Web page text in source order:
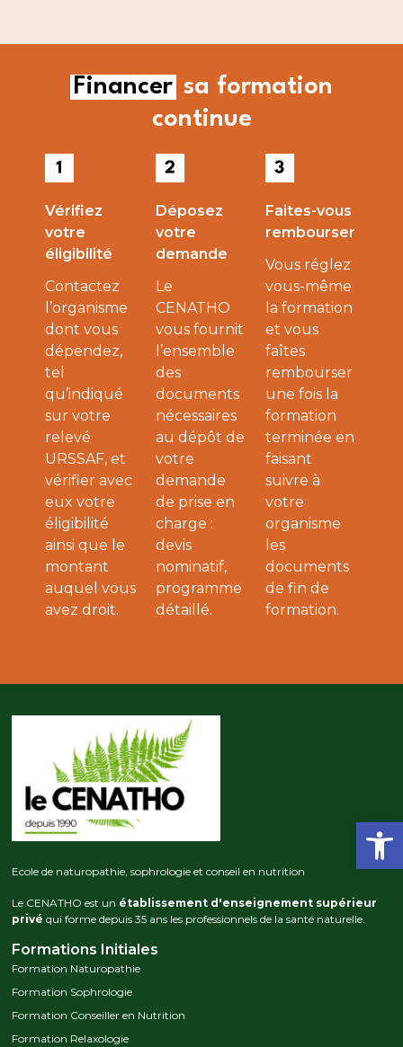
Ouvrir
Financer sa formation
continue
Vérifiez
votre
éligibilité
Contactez
l’organisme
dont vous
dépendez,
tel
qu’indiqué
sur votre
relevé
URSSAF, et
vérifier avec
eux votre
éligibilité
ainsi que le
montant
auquel vous
avez droit.
Déposez
votre
demande
Le
CENATHO
vous fournit
l’ensemble
des
documents
nécessaires
au dépôt de
votre
demande
de prise en
charge :
devis
nominatif,
programme
détaillé.
Faites-vous
rembourser
Vous réglez
vous-même
la formation
et vous
faîtes
rembourser
une fois la
formation
terminée en
faisant
suivre à
votre
organisme
les
documents
de fin de
formation.
Ecole de naturopathie, sophrologie et conseil en nutrition
Le CENATHO est un établissement d'enseignement supérieur
privé qui forme depuis 35 ans les professionnels de la santé naturelle.
Formations Initiales
Formation Naturopathie
Formation Sophrologie
Formation Conseiller en Nutrition
Formation Relaxologie